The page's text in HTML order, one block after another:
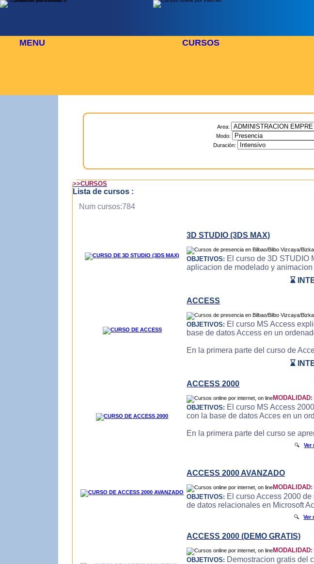
MENU CURSOS
Area:
Modo:
Duración:
>>CURSOS
Lista de cursos :
Num cursos:784
3D STUDIO (3DS MAX)
OBJETIVOS: El curso de 3D STUDIO
aplicacion de modelado y
⌛
ACCESS
OBJETIVOS: El curso MS Access
base de datos Access en un
En la primera parte del curso de
⌛
ACCESS 2000
MODALIDAD:
OBJETIVOS: El curso MS Access
con la base de datos Acces en un
En la primera parte del curso se
🔍Ver
ACCESS 2000 AVANZADO
MODALIDAD:
OBJETIVOS: El curso Access 2000
de datos relacionales en Microsoft
🔍Ver
ACCESS 2000 (DEMO GRATIS)
MODALIDAD:
OBJETIVOS: Demostracion gratis del